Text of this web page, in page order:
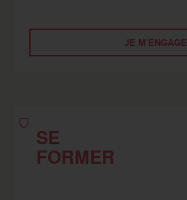
JE M'ENGAGE
SE
FORMER